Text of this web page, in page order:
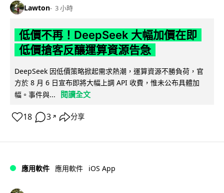
Lawton 3 小時
低價不再！DeepSeek 大幅加價在即
低價搶客反釀運算資源告急
DeepSeek 因低價策略掀起需求熱潮，運算資源不勝負荷，官
方於 8 月 6 日宣布即將大幅上調 API 收費，惟未公布具體加
幅。事件與...
閱讀全文
18 3 ↗ 分享
應用軟件 應用軟件 iOS App